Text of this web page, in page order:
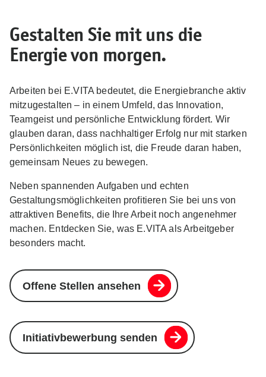
Gestalten Sie mit uns die
Energie von morgen.
Arbeiten bei E.VITA bedeutet, die Energiebranche aktiv
mitzugestalten – in einem Umfeld, das Innovation,
Teamgeist und persönliche Entwicklung fördert. Wir
glauben daran, dass nachhaltiger Erfolg nur mit starken
Persönlichkeiten möglich ist, die Freude daran haben,
gemeinsam Neues zu bewegen.
Neben spannenden Aufgaben und echten
Gestaltungsmöglichkeiten profitieren Sie bei uns von
attraktiven Benefits, die Ihre Arbeit noch angenehmer
machen. Entdecken Sie, was E.VITA als Arbeitgeber
besonders macht.
Offene Stellen ansehen
Initiativbewerbung senden